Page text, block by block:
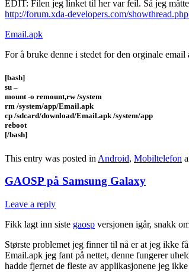
EDIT: Filen jeg linket til her var feil. Så jeg
http://forum.xda-developers.com/
Email.apk
For å bruke denne i stedet for den orginale email
[bash]
su –
mount -o remount,rw /system
rm /system/app/Email.apk
cp /sdcard/download/Email.apk /system/app
reboot
[/bash]
This entry was posted in Android, Mobiltelefon
GAOSP på Samsung Galaxy
Leave a reply
Fikk lagt inn siste gaosp versjonen igår, snakk
Største problemet jeg finner til nå er at jeg ikke
Email.apk jeg fant på nettet, denne fungerer
hadde fjernet de fleste av applikasjonene jeg